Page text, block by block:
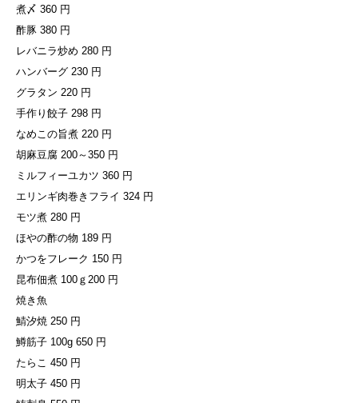
煮〆 360 円
酢豚 380 円
レバニラ炒め 280 円
ハンバーグ 230 円
グラタン 220 円
手作り餃子 298 円
なめこの旨煮 220 円
胡麻豆腐 200～350 円
ミルフィーユカツ 360 円
エリンギ肉巻きフライ 324 円
モツ煮 280 円
ほやの酢の物 189 円
かつをフレーク 150 円
昆布佃煮 100ｇ200 円
焼き魚
鯖汐焼 250 円
鱒筋子 100g 650 円
たらこ 450 円
明太子 450 円